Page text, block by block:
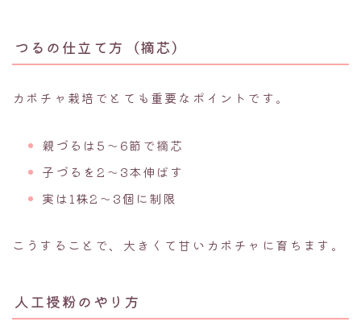
つるの仕立て方（摘芯）
カボチャ栽培でとても重要なポイントです。
親づるは5〜6節で摘芯
子づるを2〜3本伸ばす
実は1株2〜3個に制限
こうすることで、大きくて甘いカボチャに育ちます。
人工授粉のやり方